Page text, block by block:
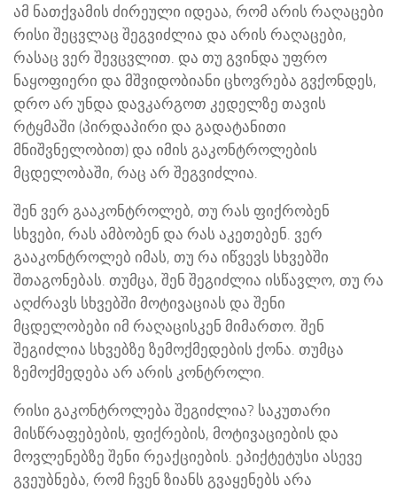
ამ ნათქვამის ძირეული იდეაა, რომ არის რაღაცები
რისი შეცვლაც შეგვიძლია და არის რაღაცები,
რასაც ვერ შევცვლით. და თუ გვინდა უფრო
ნაყოფიერი და მშვიდობიანი ცხოვრება გვქონდეს,
დრო არ უნდა დავკარგოთ კედელზე თავის
რტყმაში (პირდაპირი და გადატანითი
მნიშვნელობით) და იმის გაკონტროლების
მცდელობაში, რაც არ შეგვიძლია.
შენ ვერ გააკონტროლებ, თუ რას ფიქრობენ
სხვები, რას ამბობენ და რას აკეთებენ. ვერ
გააკონტროლებ იმას, თუ რა იწვევს სხვებში
შთაგონებას. თუმცა, შენ შეგიძლია ისწავლო, თუ რა
აღძრავს სხვებში მოტივაციას და შენი
მცდელობები იმ რაღაცისკენ მიმართო. შენ
შეგიძლია სხვებზე ზემოქმედების ქონა. თუმცა
ზემოქმედება არ არის კონტროლი.
რისი გაკონტროლება შეგიძლია? საკუთარი
მისწრაფებების, ფიქრების, მოტივაციების და
მოვლენებზე შენი რეაქციების. ეპიქტეტუსი ასევე
გვეუბნება, რომ ჩვენ ზიანს გვაყენებს არა